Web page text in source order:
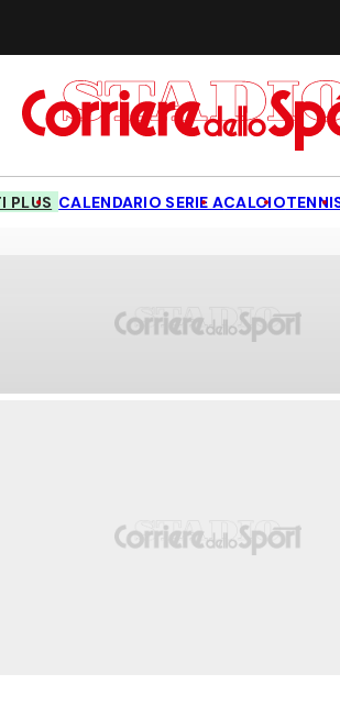
PLUS CALENDARIO SERIE ACALCIO